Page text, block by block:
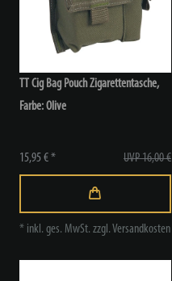
TT Cig Bag Pouch Zigarettentasche,
Farbe: Olive
UVP 16,00 €
15,95 € *
* inkl. ges. MwSt. zzgl.Versandkosten